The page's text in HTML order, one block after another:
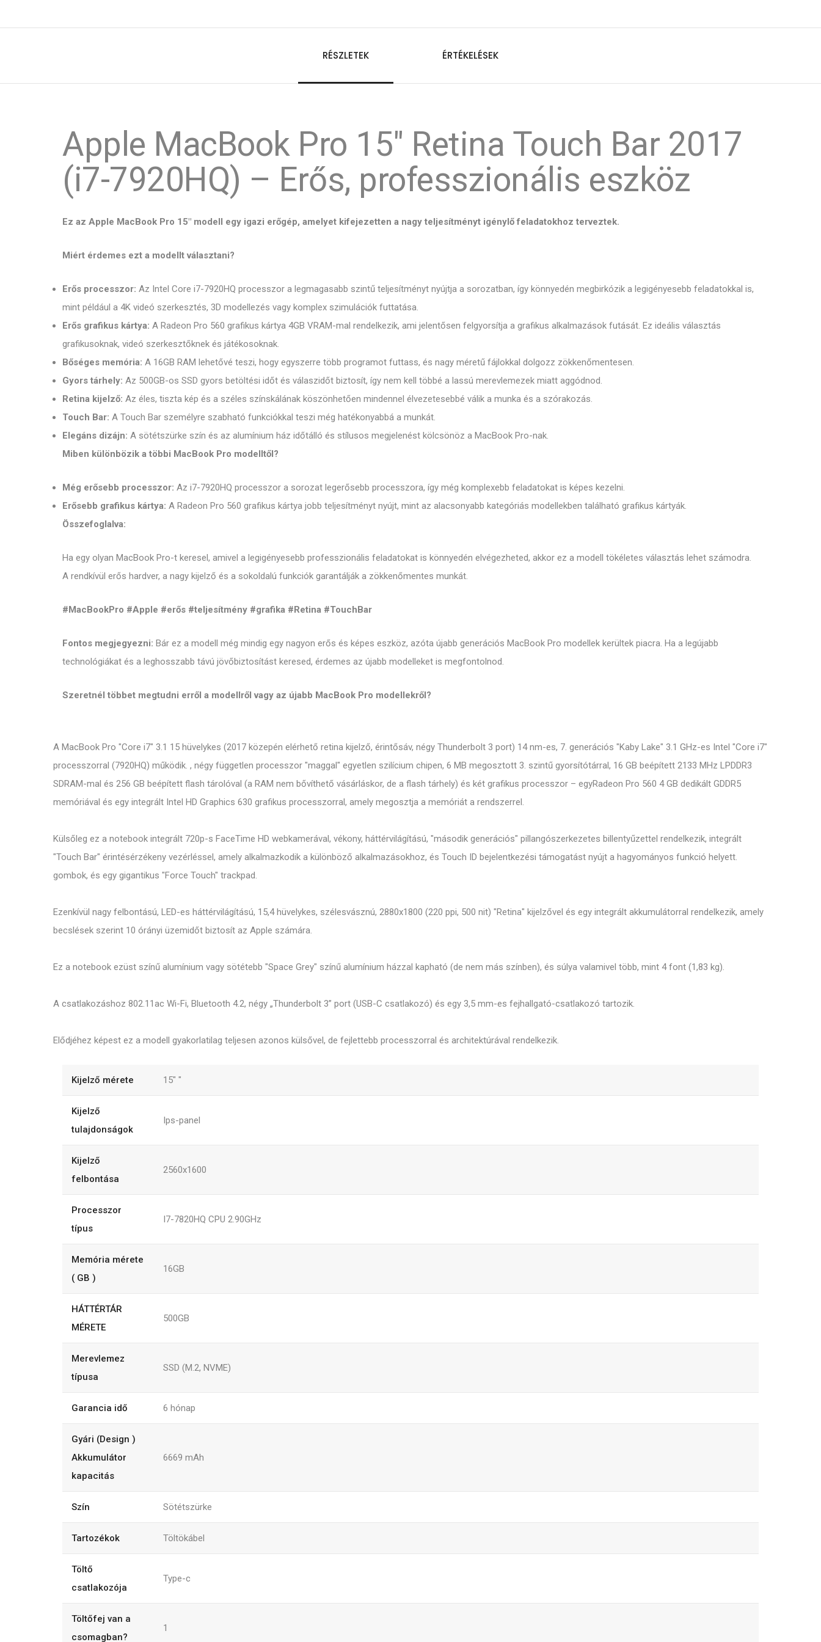
RÉSZLETEK ÉRTÉKELÉSEK
Apple MacBook Pro 15" Retina Touch Bar 2017
(i7-7920HQ) – Erős, professzionális eszköz
Ez az Apple MacBook Pro 15" modell egy igazi erőgép, amelyet kifejezetten a nagy teljesítményt igénylő feladatokhoz terveztek.
Miért érdemes ezt a modellt választani?
Erős processzor: Az Intel Core i7-7920HQ processzor a legmagasabb szintű teljesítményt nyújtja a sorozatban, így könnyedén megbirkózik a legigényesebb feladatokkal is,
mint például a 4K videó szerkesztés, 3D modellezés vagy komplex szimulációk futtatása.
Erős grafikus kártya: A Radeon Pro 560 grafikus kártya 4GB VRAM-mal rendelkezik, ami jelentősen felgyorsítja a grafikus alkalmazások futását. Ez ideális választás
grafikusoknak, videó szerkesztőknek és játékosoknak.
Bőséges memória: A 16GB RAM lehetővé teszi, hogy egyszerre több programot futtass, és nagy méretű fájlokkal dolgozz zökkenőmentesen.
Gyors tárhely: Az 500GB-os SSD gyors betöltési időt és válaszidőt biztosít, így nem kell többé a lassú merevlemezek miatt aggódnod.
Retina kijelző: Az éles, tiszta kép és a széles színskálának köszönhetően mindennel élvezetesebbé válik a munka és a szórakozás.
Touch Bar: A Touch Bar személyre szabható funkciókkal teszi még hatékonyabbá a munkát.
Elegáns dizájn: A sötétszürke szín és az alumínium ház időtálló és stílusos megjelenést kölcsönöz a MacBook Pro-nak.
Miben különbözik a többi MacBook Pro modelltől?
Még erősebb processzor: Az i7-7920HQ processzor a sorozat legerősebb processzora, így még komplexebb feladatokat is képes kezelni.
Erősebb grafikus kártya: A Radeon Pro 560 grafikus kártya jobb teljesítményt nyújt, mint az alacsonyabb kategóriás modellekben található grafikus kártyák.
Összefoglalva:
Ha egy olyan MacBook Pro-t keresel, amivel a legigényesebb professzionális feladatokat is könnyedén elvégezheted, akkor ez a modell tökéletes választás lehet számodra.
A rendkívül erős hardver, a nagy kijelző és a sokoldalú funkciók garantálják a zökkenőmentes munkát.
#MacBookPro #Apple #erős #teljesítmény #grafika #Retina #TouchBar
Fontos megjegyezni: Bár ez a modell még mindig egy nagyon erős és képes eszköz, azóta újabb generációs MacBook Pro modellek kerültek piacra. Ha a legújabb
technológiákat és a leghosszabb távú jövőbiztosítást keresed, érdemes az újabb modelleket is megfontolnod.
Szeretnél többet megtudni erről a modellről vagy az újabb MacBook Pro modellekről?
A MacBook Pro "Core i7" 3.1 15 hüvelykes (2017 közepén elérhető retina kijelző, érintősáv, négy Thunderbolt 3 port) 14 nm-es, 7. generációs "Kaby Lake" 3.1 GHz-es Intel "Core i7"
processzorral (7920HQ) működik. , négy független processzor "maggal" egyetlen szilícium chipen, 6 MB megosztott 3. szintű gyorsítótárral, 16 GB beépített 2133 MHz LPDDR3
SDRAM-mal és 256 GB beépített flash tárolóval (a RAM nem bővíthető vásárláskor, de a flash tárhely) és két grafikus processzor – egyRadeon Pro 560 4 GB dedikált GDDR5
memóriával és egy integrált Intel HD Graphics 630 grafikus processzorral, amely megosztja a memóriát a rendszerrel.
Külsőleg ez a notebook integrált 720p-s FaceTime HD webkamerával, vékony, háttérvilágítású, "második generációs" pillangószerkezetes billentyűzettel rendelkezik, integrált
"Touch Bar" érintésérzékeny vezérléssel, amely alkalmazkodik a különböző alkalmazásokhoz, és Touch ID bejelentkezési támogatást nyújt a hagyományos funkció helyett.
gombok, és egy gigantikus "Force Touch" trackpad.
Ezenkívül nagy felbontású, LED-es háttérvilágítású, 15,4 hüvelykes, szélesvásznú, 2880x1800 (220 ppi, 500 nit) "Retina" kijelzővel és egy integrált akkumulátorral rendelkezik, amely
becslések szerint 10 órányi üzemidőt biztosít az Apple számára.
Ez a notebook ezüst színű alumínium vagy sötétebb "Space Grey" színű alumínium házzal kapható (de nem más színben), és súlya valamivel több, mint 4 font (1,83 kg).
A csatlakozáshoz 802.11ac Wi-Fi, Bluetooth 4.2, négy „Thunderbolt 3” port (USB-C csatlakozó) és egy 3,5 mm-es fejhallgató-csatlakozó tartozik.
Elődjéhez képest ez a modell gyakorlatilag teljesen azonos külsővel, de fejlettebb processzorral és architektúrával rendelkezik.
Kijelző mérete 15" "
Kijelző
tulajdonságok
Ips-panel
Kijelző
felbontása
2560x1600
Processzor
típus
I7-7820HQ CPU 2.90GHz
Memória mérete
( GB )
16GB
HÁTTÉRTÁR
MÉRETE
500GB
Merevlemez
típusa
SSD (M.2, NVME)
Garancia idő 6 hónap
Gyári (Design )
Akkumulátor
kapacitás
6669 mAh
Szín Sötétszürke
Tartozékok Töltökábel
Töltő
csatlakozója
Type-c
Töltőfej van a
csomagban?
1